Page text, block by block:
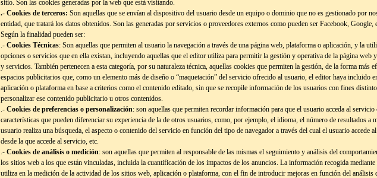
sitio. Son las cookies generadas por la web que está visitando.
.- Cookies de terceros: Son aquellas que se envían al dispositivo del usuario desde un equipo o dominio que no es gestionado por
entidad, que tratará los datos obtenidos. Son las generadas por servicios o proveedores externos como pueden ser Facebook, Google,
Según la finalidad pueden ser:
.-Cookies Técnicas: Son aquellas que permiten al usuario la navegación a través de una página web, plataforma o aplicación, y la
opciones o servicios que en ella existan, incluyendo aquellas que el editor utiliza para permitir la gestión y operativa de la página web
y servicios. También pertenecen a esta categoría, por su naturaleza técnica, aquellas cookies que permiten la gestión, de la forma más
espacios publicitarios que, como un elemento más de diseño o “maquetación” del servicio ofrecido al usuario, el editor haya incluido
aplicación o plataforma en base a criterios como el contenido editado, sin que se recopile información de los usuarios con fines
personalizar ese contenido publicitario u otros contenidos.
.-Cookies de preferencias o personalización: son aquellas que permiten recordar información para que el usuario acceda al servicio
características que pueden diferenciar su experiencia de la de otros usuarios, como, por ejemplo, el idioma, el número de resultados a
usuario realiza una búsqueda, el aspecto o contenido del servicio en función del tipo de navegador a través del cual el usuario accede
desde la que accede al servicio, etc.
.-Cookies de análisis o medición: son aquellas que permiten al responsable de las mismas el seguimiento y análisis del
los sitios web a los que están vinculadas, incluida la cuantificación de los impactos de los anuncios. La información recogida mediante
utiliza en la medición de la actividad de los sitios web, aplicación o plataforma, con el fin de introducir mejoras en función del análisis